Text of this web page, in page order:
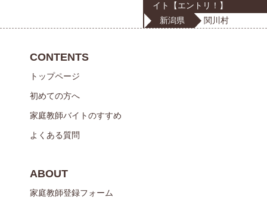
イト【エントリ！】
新潟県
関川村
CONTENTS
トップページ
初めての方へ
家庭教師バイトのすすめ
よくある質問
ABOUT
家庭教師登録フォーム